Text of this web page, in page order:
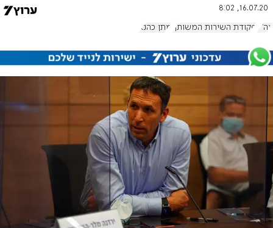
16.07.20, 8:02
צה"ל פקודת השירות המשותף מתן כהנא